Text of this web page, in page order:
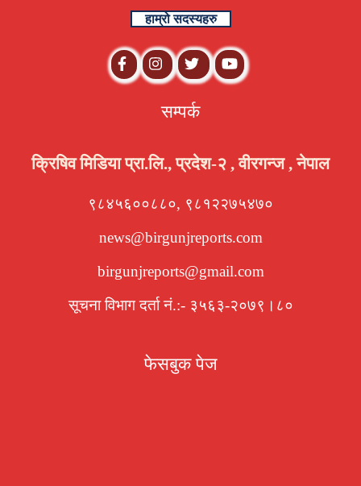
हाम्रो सदस्यहरु
सम्पर्क
क्रिषिव मिडिया प्रा.लि., प्रदेश-२ , वीरगन्ज , नेपाल
९८४५६००८८०, ९८१२२७५४७०
news@birgunjreports.com
birgunjreports@gmail.com
सूचना विभाग दर्ता नं.:- ३५६३-२०७९।८०
फेसबुक पेज